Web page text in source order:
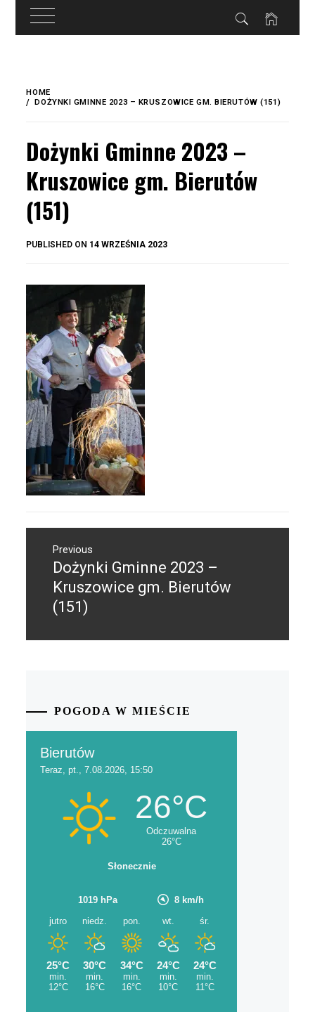
treści
content
HOME
DOŻYNKI GMINNE 2023 – KRUSZOWICE GM. BIERUTÓW (151)
Dożynki Gminne 2023 –
Kruszowice gm. Bierutów
(151)
PUBLISHED ON 14 WRZEŚNIA 2023
wpisuPrevious
Previous
post:
Dożynki Gminne 2023 –
Kruszowice gm. Bierutów
(151)
POGODA W MIEŚCIE